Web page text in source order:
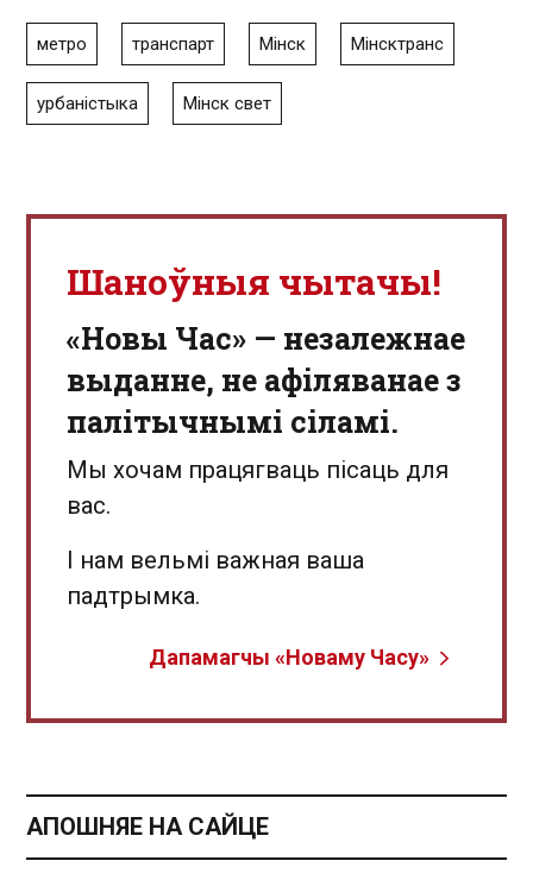
метро транспарт Мінск Мінсктранс
урбаністыка Мінск свет
Шаноўныя чытачы!
«Новы Час» — незалежнае
выданне, не афіляванае з
палітычнымі сіламі.
Мы хочам працягваць пісаць для
вас.
І нам вельмі важная ваша
падтрымка.
Дапамагчы «Новаму Часу»
АПОШНЯЕ НА САЙЦЕ